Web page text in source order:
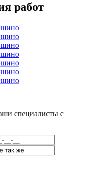
работ
специалисты с